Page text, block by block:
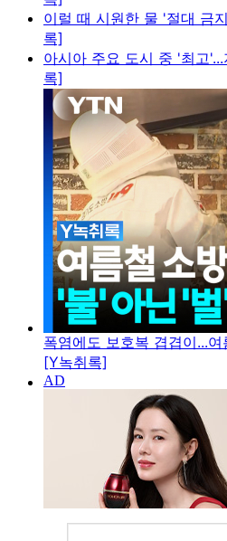
이럴 때 시원한 물 '절대 금
록]
아시아 주요 도시 중 '최고
록]
폭염에도 보호복 겹겹이...
[Y녹취록]